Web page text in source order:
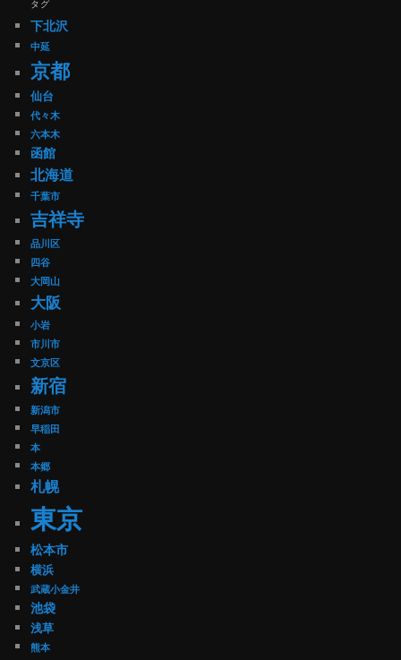
タグ
下北沢
中延
京都
仙台
代々木
六本木
函館
北海道
千葉市
吉祥寺
品川区
四谷
大岡山
大阪
小岩
市川市
文京区
新宿
新潟市
早稲田
本
本郷
札幌
東京
松本市
横浜
武蔵小金井
池袋
浅草
熊本